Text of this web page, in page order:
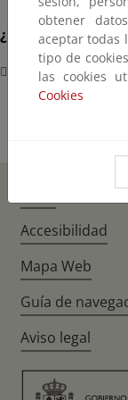
¿Dónde?
Sede COP30 -
obtener
aceptar todas
tipo de
las cookies
Cookies
Accesibilidad
Mapa Web
Guía de
Aviso legal